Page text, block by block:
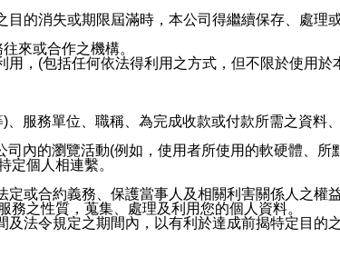
的消失或期限屆滿時，本公司得繼續保存、處理
來或合作之機構。
，(包括任何依法得利用之方式，但不限於使用
服務單位、職稱、為完成收款或付款所需之資料
內的瀏覽活動(例如，使用者所使用的軟硬體、
定個人相連繫。
或合約義務、保護當事人及相關利害關係人之權
之性質，蒐集、處理及利用您的個人資料。
法令規定之期間內，以有利於達成前揭特定目的